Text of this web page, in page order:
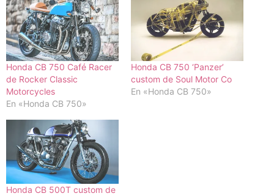
Honda CB 750 Café Racer
de Rocker Classic
Motorcycles
En «Honda CB 750»
Honda CB 750 ‘Panzer’
custom de Soul Motor Co
En «Honda CB 750»
Honda CB 500T custom de